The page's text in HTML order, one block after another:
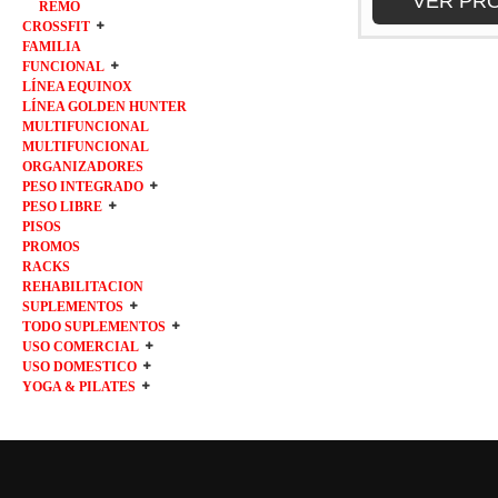
REMO
CROSSFIT
FAMILIA
FUNCIONAL
LÍNEA EQUINOX
LÍNEA GOLDEN HUNTER
MULTIFUNCIONAL
MULTIFUNCIONAL
ORGANIZADORES
PESO INTEGRADO
PESO LIBRE
PISOS
PROMOS
RACKS
REHABILITACION
SUPLEMENTOS
TODO SUPLEMENTOS
USO COMERCIAL
USO DOMESTICO
YOGA & PILATES